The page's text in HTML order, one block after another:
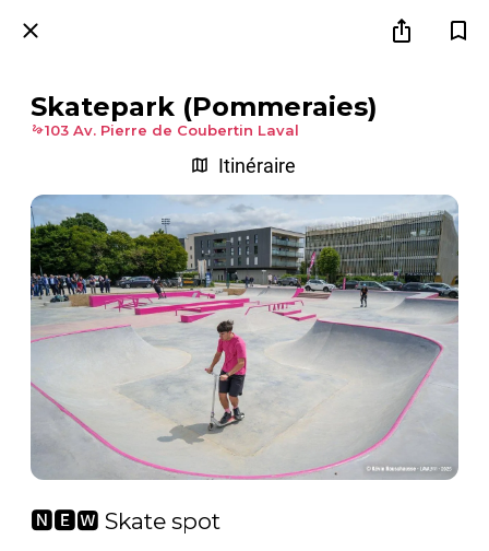
Skatepark (Pommeraies)
103 Av. Pierre de Coubertin Laval
Itinéraire
🅽🅴🆆 Skate spot